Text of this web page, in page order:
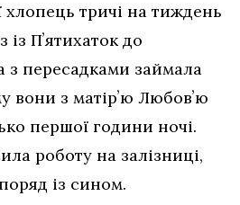
хлопець тричі на тиждень
із Пʼятихаток до
з пересадками займала
вони з матірʼю Любовʼю
першої години ночі.
роботу на залізниці,
із сином.